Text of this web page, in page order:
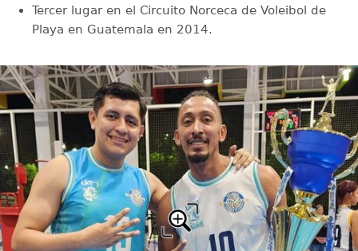
Tercer lugar en el Circuito Norceca de Voleibol de
Playa en Guatemala en 2014.